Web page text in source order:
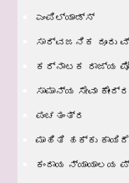
ಎಂಪಿಲ್ಯಾಡ್ಸ್
ಸಾರ್ವಜನಿಕ ದೂರು
ಕರ್ನಾಟಕ ರಾಜ್ಯ
ಸಾಮಾನ್ಯ ಸೇವಾ ಕೇಂದ್ರ
ಪಂಚತಂತ್ರ
ಮಾಹಿತಿ ಹಕ್ಕು ಕಾಯಿದೆ
ಕಂದಾಯ